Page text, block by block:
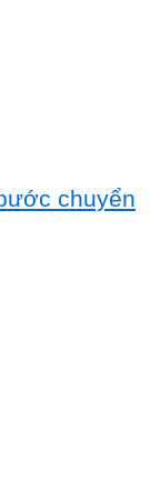
chuyển